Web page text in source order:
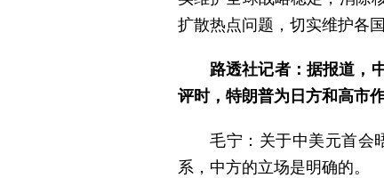
扩散热点问题，切实维护各
路透社记者：据报道，
评时，特朗普为日方和高市
毛宁：关于中美元首会
系，中方的立场是明确的。